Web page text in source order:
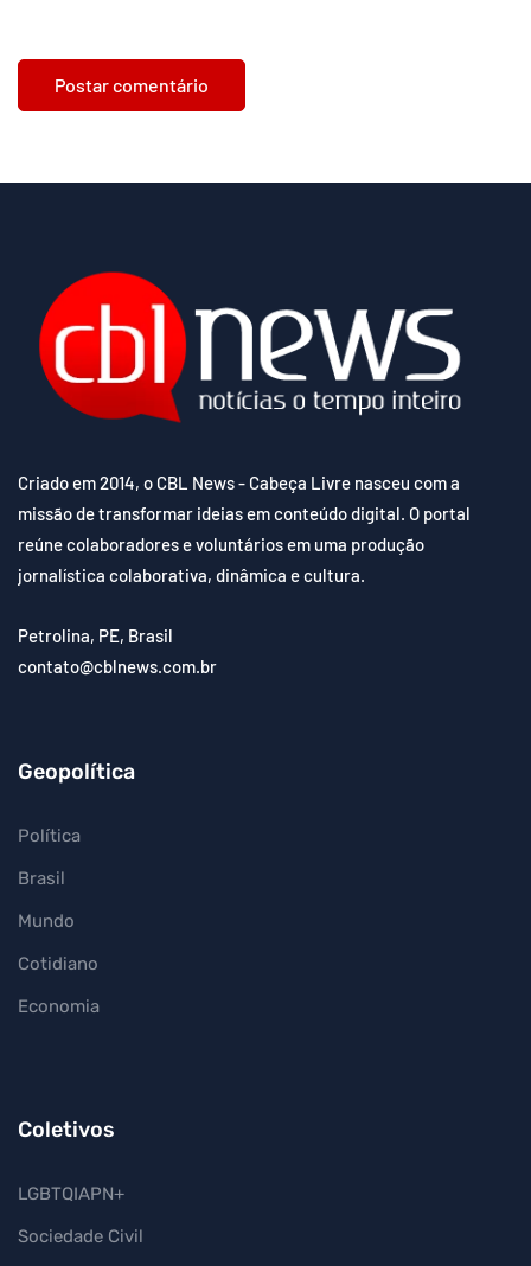
Criado em 2014, o CBL News - Cabeça Livre nasceu com a
missão de transformar ideias em conteúdo digital. O portal
reúne colaboradores e voluntários em uma produção
jornalística colaborativa, dinâmica e cultura.
Petrolina, PE, Brasil
contato@cblnews.com.br
Geopolítica
Política
Brasil
Mundo
Cotidiano
Economia
Coletivos
LGBTQIAPN+
Sociedade Civil